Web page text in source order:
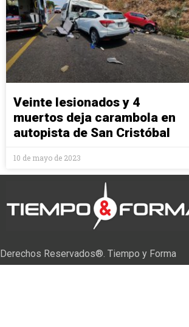
Veinte lesionados y 4
muertos deja carambola en
autopista de San Cristóbal
10 de mayo de 2023
Derechos Reservados®. Tiempo y Forma